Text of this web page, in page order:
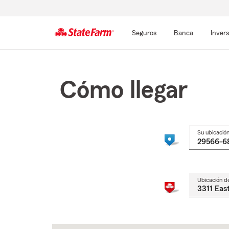
Seguros Banca
Cómo llegar
Su ubicación
Ubicación